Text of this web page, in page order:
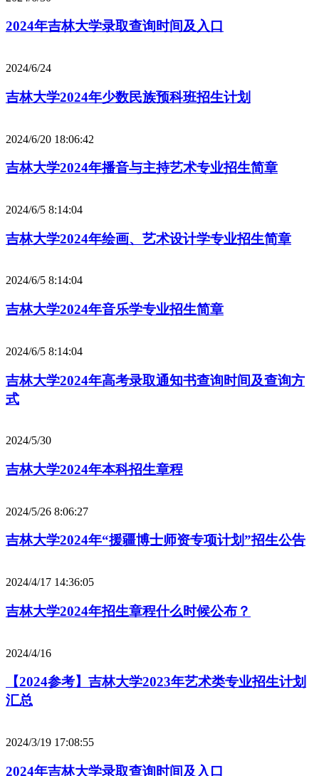
2024年吉林大学录取查询时间及入口
2024/6/24
吉林大学2024年少数民族预科班招生计划
2024/6/20 18:06:42
吉林大学2024年播音与主持艺术专业招生简章
2024/6/5 8:14:04
吉林大学2024年绘画、艺术设计学专业招生简章
2024/6/5 8:14:04
吉林大学2024年音乐学专业招生简章
2024/6/5 8:14:04
吉林大学2024年高考录取通知书查询时间及查询方
式
2024/5/30
吉林大学2024年本科招生章程
2024/5/26 8:06:27
吉林大学2024年“援疆博士师资专项计划”招生公告
2024/4/17 14:36:05
吉林大学2024年招生章程什么时候公布？
2024/4/16
【2024参考】吉林大学2023年艺术类专业招生计划
汇总
2024/3/19 17:08:55
2024年吉林大学录取查询时间及入口